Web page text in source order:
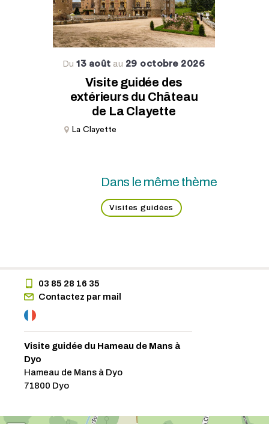
Du13 août au 29 octobre 2026
Visite guidée des
extérieurs du Château
de La Clayette
La Clayette
Dans le même thème
Visites guidées
03 85 28 16 35
Contactez par mail
Visite guidée du Hameau de Mans à
Dyo
Hameau de Mans à Dyo
71800 Dyo